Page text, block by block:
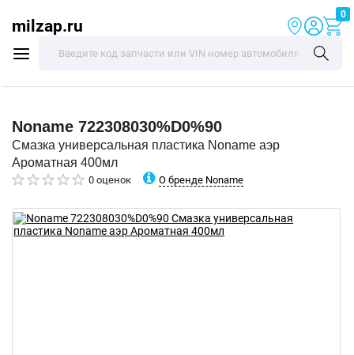
milzap.ru
0
Noname 722308030%D0%90
Смазка универсальная пластика Noname аэр
Ароматная 400мл
0 оценок О бренде Noname